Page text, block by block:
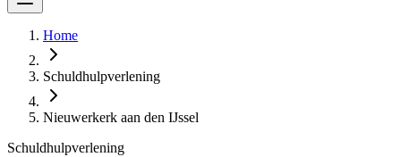
Home
Schuldhulpverlening
Nieuwerkerk aan den IJssel
Schuldhulpverlening